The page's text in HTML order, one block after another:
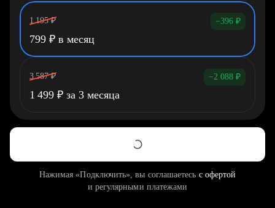
1 195 ₽ −396 ₽
799 ₽ в месяц
3 587 ₽ −2 088 ₽
1 499 ₽ за 3 месяца
Нажимая «Подключить», вы соглашаетесь с офертой
и регулярными платежами